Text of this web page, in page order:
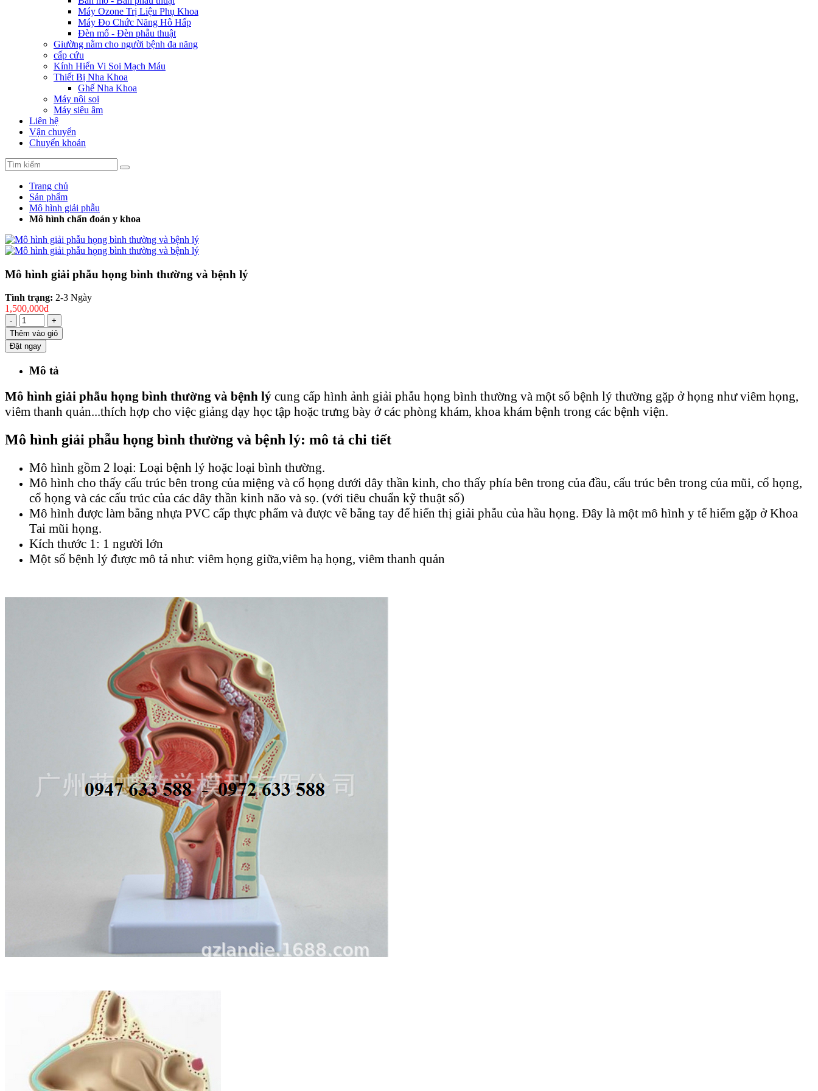
Máy Ozone Trị Liệu Phụ Khoa
Máy Đo Chức Năng Hô Hấp
Đèn mổ - Đèn phẫu thuật
Giường nằm cho người bệnh đa năng
cấp cứu
Kính Hiển Vi Soi Mạch Máu
Thiết Bị Nha Khoa
Ghế Nha Khoa
Máy nội soi
Máy siêu âm
Liên hệ
Vận chuyển
Chuyển khoản
Trang chủ
Sản phẩm
Mô hình giải phẫu
Mô hình chẩn đoán y khoa
Mô hình giải phẫu họng bình thường và bệnh lý
Tình trạng: 2-3 Ngày
1,500,000đ
-
+
Thêm vào giỏ
Đặt ngay
Mô tả
Mô hình giải phẫu họng bình thường và bệnh lý cung cấp hình ảnh giải phẫu họng bình thường và một số bệnh lý thường gặp ở họng như viêm họng,
viêm thanh quản...thích hợp cho việc giảng dạy học tập hoặc trưng bày ở các phòng khám, khoa khám bệnh trong các bệnh viện.
Mô hình giải phẫu họng bình thường và bệnh lý: mô tả chi tiết
Mô hình gồm 2 loại: Loại bệnh lý hoặc loại bình thường.
Mô hình cho thấy cấu trúc bên trong của miệng và cổ họng dưới dây thần kinh, cho thấy phía bên trong của đầu, cấu trúc bên trong của mũi, cổ họng,
cổ họng và các cấu trúc của các dây thần kinh não và sọ. (với tiêu chuẩn kỹ thuật số)
Mô hình được làm bằng nhựa PVC cấp thực phẩm và được vẽ bằng tay để hiển thị giải phẫu của hầu họng. Đây là một mô hình y tế hiếm gặp ở Khoa
Tai mũi họng.
Kích thước 1: 1 người lớn
Một số bệnh lý được mô tả như: viêm họng giữa,viêm hạ họng, viêm thanh quản